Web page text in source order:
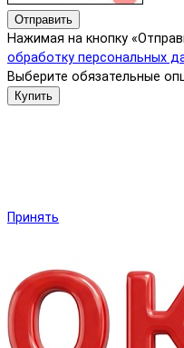
Отправить
Нажимая на кнопку
обработку персональных
Выберите обязательные
Купить
Принять